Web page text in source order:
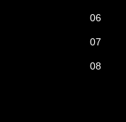
06
07
08